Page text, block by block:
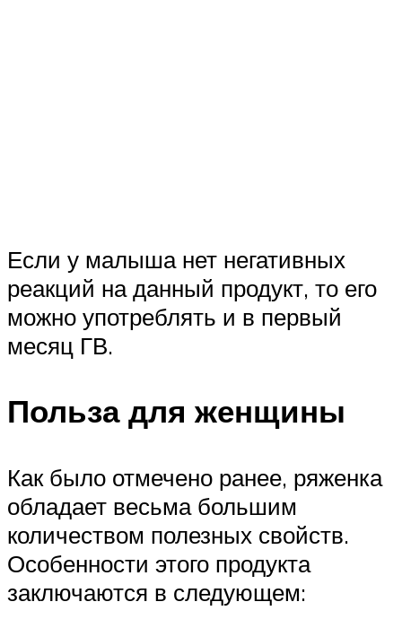
Если у малыша нет негативных
реакций на данный продукт, то его
можно употреблять и в первый
месяц ГВ.
Польза для женщины
Как было отмечено ранее, ряженка
обладает весьма большим
количеством полезных свойств.
Особенности этого продукта
заключаются в следующем: